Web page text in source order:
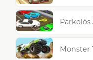
Monster